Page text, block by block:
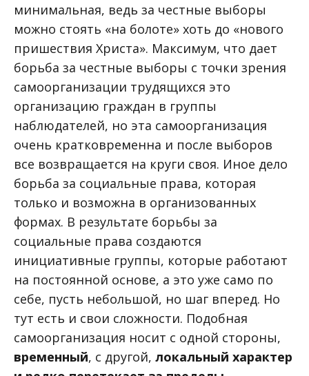
минимальная, ведь за честные выборы
можно стоять «на болоте» хоть до «нового
пришествия Христа». Максимум, что дает
борьба за честные выборы с точки зрения
самоорганизации трудящихся это
организацию граждан в группы
наблюдателей, но эта самоорганизация
очень кратковременна и после выборов
все возвращается на круги своя. Иное дело
борьба за социальные права, которая
только и возможна в организованных
формах. В результате борьбы за
социальные права создаются
инициативные группы, которые работают
на постоянной основе, а это уже само по
себе, пусть небольшой, но шаг вперед. Но
тут есть и свои сложности. Подобная
самоорганизация носит с одной стороны,
временный, с другой, локальный характер